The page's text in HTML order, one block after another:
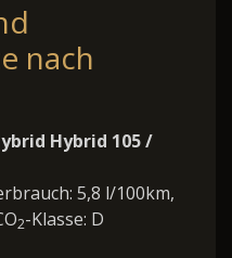
nach
Hybrid 105 /
5,8 l/100km,
2-Klasse: D